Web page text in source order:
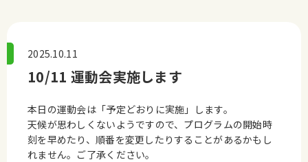
2025.10.11
10/11 運動会実施します
本日の運動会は「予定どおりに実施」します。
天候が思わしくないようですので、プログラムの開始時
刻を早めたり、順番を変更したりすることがあるかもし
れません。ご了承ください。